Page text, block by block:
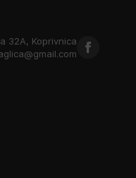
32A, Koprivnica